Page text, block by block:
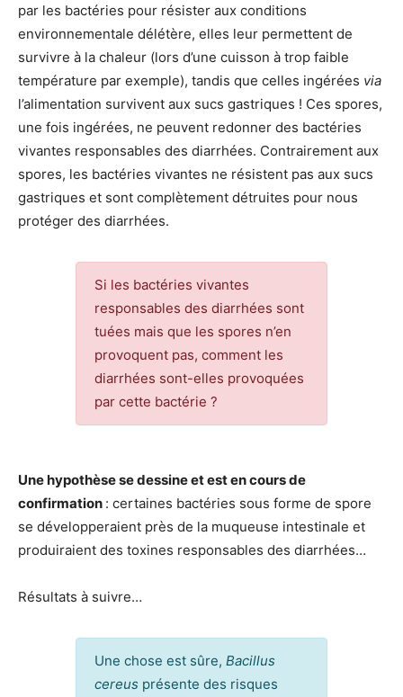
par les bactéries pour résister aux conditions
environnementale délétère, elles leur permettent de
survivre à la chaleur (lors d’une cuisson à trop faible
température par exemple), tandis que celles ingérées via
l’alimentation survivent aux sucs gastriques ! Ces spores,
une fois ingérées, ne peuvent redonner des bactéries
vivantes responsables des diarrhées. Contrairement aux
spores, les bactéries vivantes ne résistent pas aux sucs
gastriques et sont complètement détruites pour nous
protéger des diarrhées.
Si les bactéries vivantes
responsables des diarrhées sont
tuées mais que les spores n’en
provoquent pas, comment les
diarrhées sont-elles provoquées
par cette bactérie ?
Une hypothèse se dessine et est en cours de
confirmation : certaines bactéries sous forme de spore
se développeraient près de la muqueuse intestinale et
produiraient des toxines responsables des diarrhées…
Résultats à suivre…
Une chose est sûre, Bacillus
cereus présente des risques